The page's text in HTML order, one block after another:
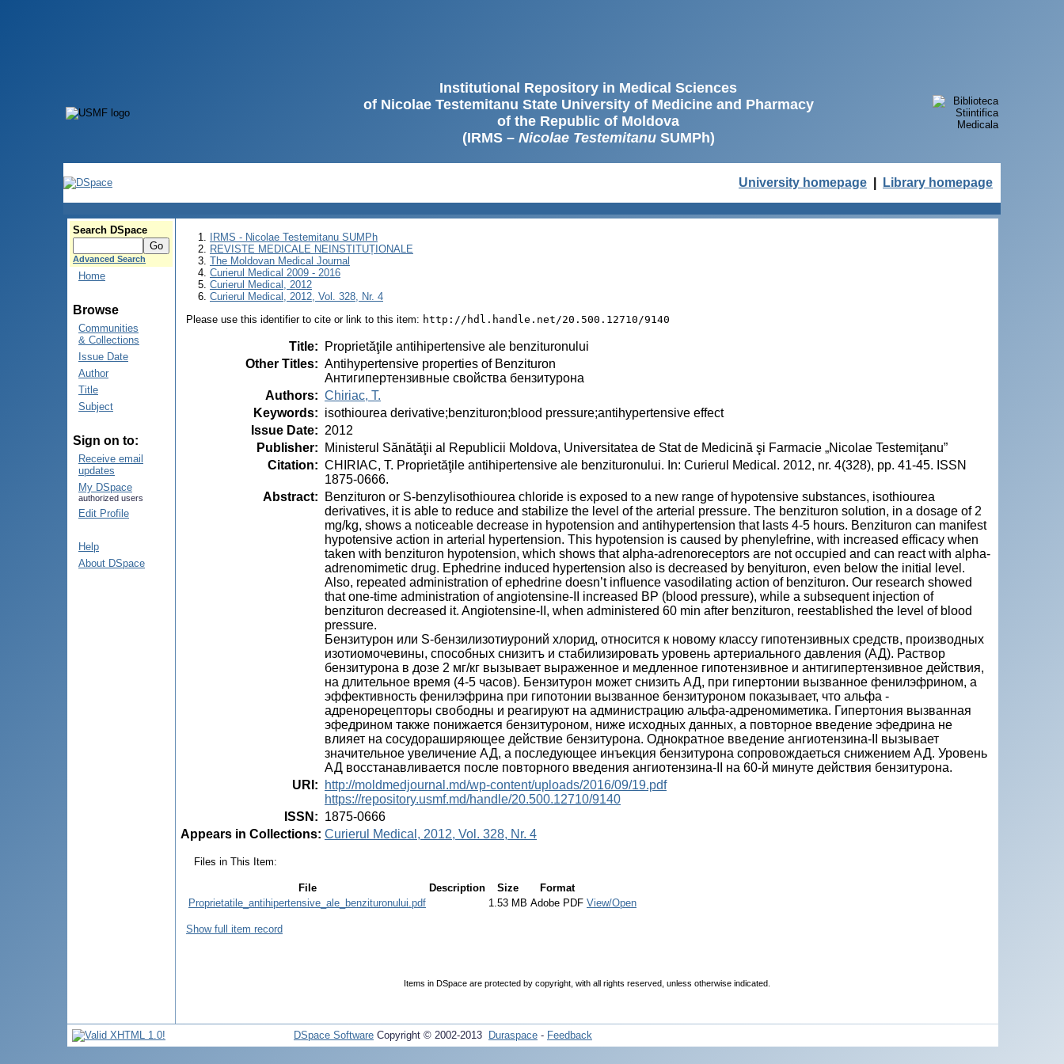
Institutional Repository in Medical Sciences
of Nicolae Testemitanu State University of Medicine and Pharmacy
of the Republic of Moldova
(IRMS – Nicolae TestemitanuSUMPh)
University homepage Library homepage
Search DSpace
Advanced Search
Home
Browse
Communities
& Collections
Issue Date
Author
Title
Subject
Sign on to:
Receive email
updates
My DSpace
authorized users
Edit Profile
Help
About DSpace
IRMS - Nicolae Testemitanu SUMPh
REVISTE MEDICALE NEINSTITUȚIONALE
The Moldovan Medical Journal
Curierul Medical 2009 - 2016
Curierul Medical, 2012
Curierul Medical, 2012, Vol. 328, Nr. 4
Please use this identifier to cite or link to this item: http://hdl.handle.net/20.500.12710/9140
Title:
Proprietăţile antihipertensive ale benzituronului
Other Titles: Antihypertensive properties of Benzituron
Антигипертензивные свойства бензитурона
Authors: Chiriac, T.
Keywords: isothiourea derivative;benzituron;blood pressure;antihypertensive effect
Issue Date: 2012
Publisher:
Ministerul Sănătăţii al Republicii Moldova, Universitatea de Stat de Medicină şi Farmacie „Nicolae Testemiţanu”
Citation: CHIRIAC, T. Proprietăţile antihipertensive ale benzituronului. In: Curierul Medical. 2012, nr. 4(328), pp. 41-45. ISSN
1875-0666.
Abstract:
Benzituron or S-benzylisothiourea chloride is exposed to a new range of hypotensive substances, isothiourea
derivatives, it is able to reduce and stabilize the level of the arterial pressure. The benzituron solution, in a dosage of 2
mg/kg, shows a noticeable decrease in hypotension and antihypertension that lasts 4-5 hours. Benzituron can manifest
hypotensive action in arterial hypertension. This hypotension is caused by phenylefrine, with increased efficacy when
taken with benzituron hypotension, which shows that alpha-adrenoreceptors are not occupied and can react with alpha-
adrenomimetic drug. Ephedrine induced hypertension also is decreased by benyituron, even below the initial level.
Also, repeated administration of ephedrine doesn’t influence vasodilating action of benzituron. Our research showed
that one-time administration of angiotensine-II increased BP (blood pressure), while a subsequent injection of
benzituron decreased it. Angiotensine-II, when administered 60 min after benzituron, reestablished the level of blood
pressure.
Бензитурон или S-бензилизотиуроний хлорид, относится к новому классу гипотензивных средств, производных
изотиомочевины, способных снизитъ и стабилизировать уровень артериального давления (АД). Раствор
бензитурона в дозе 2 мг/кг вызывает выраженное и медленное гипотензивное и антигипeртензивное действия,
на длительное время (4-5 часов). Бензитурон может снизить АД, при гипертонии вызванное фенилэфрином, а
эффективность фенилэфрина при гипотонии вызванное бензитуроном показывает, что альфа -
aдренорецепторы свободны и реагируют на администрацию альфа-адреномиметика. Гипертония вызванная
эфедрином также понижается бензитуроном, ниже исходных данных, а повторное введение эфедрина не
влияет на сосудораширяющее действие бензитурона. Однократное введение ангиотензина-II вызывает
значительное увеличение АД, а последующее инъекция бензитурона сопровождаеться снижением АД. Уровень
АД восстанавливается после повторного введения ангиотензина-II на 60-й минуте действия бензитурона.
URI :
http://moldmedjournal.md/wp-content/uploads/2016/09/19.pdf
https://repository.usmf.md/handle/20.500.12710/9140
ISSN : 1875-0666
Appears in Collections: Curierul Medical, 2012, Vol. 328, Nr. 4
Files in This Item:
File Description Size
Format
Proprietatile_antihipertensive_ale_benzituronului.pdf
1.53 MB Adobe PDF View/Open
Show full item record
Items in DSpace are protected by copyright, with all rights reserved, unless otherwise indicated.
DSpace Software Copyright © 2002-2013 Duraspace - Feedback